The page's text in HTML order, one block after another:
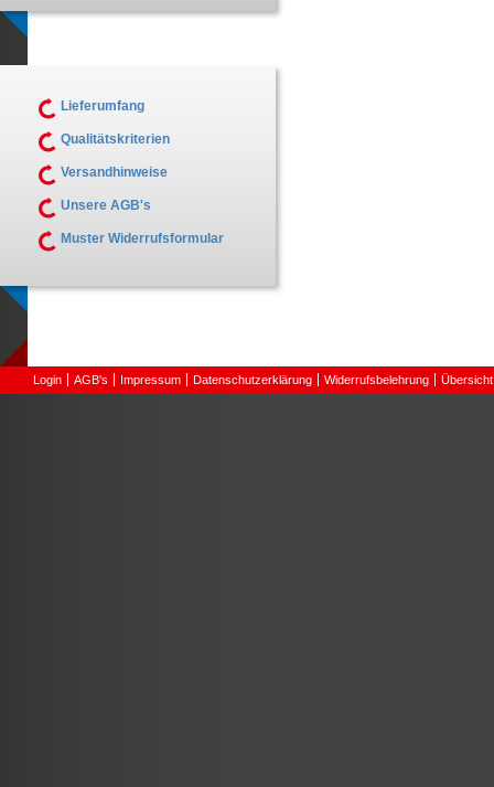
Lieferumfang
Qualitätskriterien
Versandhinweise
Unsere AGB's
Muster Widerrufsformular
Login AGB's Impressum Datenschutzerklärung Widerrufsbelehrung